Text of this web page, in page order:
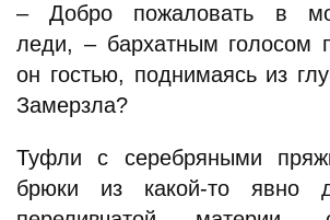
– Добро пожаловать в
леди, – бархатным голосом
он гостью, поднимаясь из
Замерзла?
Туфли с серебряными
брюки из какой-то явно